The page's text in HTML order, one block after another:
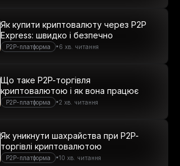
P2P-платформа •6 хв. читання
Як купити криптовалюту через P2P
Express: швидко і безпечно
P2P-платформа •2 хв. читання
Що таке P2P-торгівля
криптовалютою і як вона працює
P2P-платформа •10 хв. читання
Як уникнути шахрайства при P2P-
торгівлі криптовалютою